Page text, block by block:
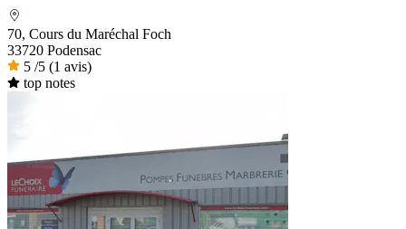
70, Cours du Maréchal Foch
33720 Podensac
5 /5 (1 avis)
top notes